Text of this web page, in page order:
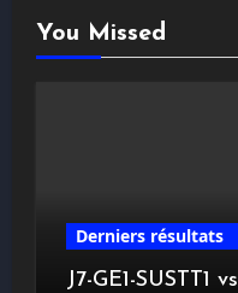
You Missed
Derniers résultats
J7-GE1-SUSTT1